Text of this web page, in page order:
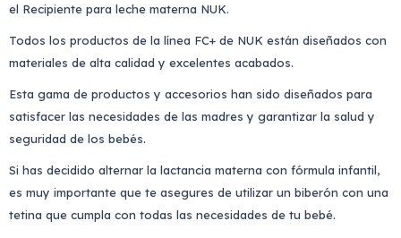
el Recipiente para leche materna NUK.
Todos los productos de la línea FC+ de NUK están diseñados con
materiales de alta calidad y excelentes acabados.
Esta gama de productos y accesorios han sido diseñados para
satisfacer las necesidades de las madres y garantizar la salud y
seguridad de los bebés.
Si has decidido alternar la lactancia materna con fórmula infantil,
es muy importante que te asegures de utilizar un biberón con una
tetina que cumpla con todas las necesidades de tu bebé.